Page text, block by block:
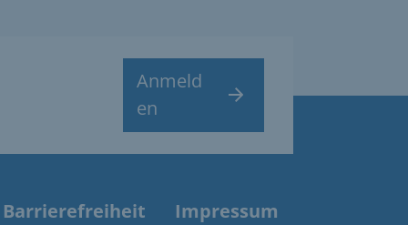
Anmeld
en
Barrierefreiheit Impressum